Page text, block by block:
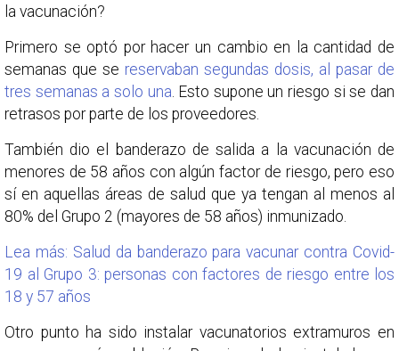
la vacunación?
Primero se optó por hacer un cambio en la cantidad de
semanas que se reservaban segundas dosis, al pasar de
tres semanas a solo una. Esto supone un riesgo si se dan
retrasos por parte de los proveedores.
También dio el banderazo de salida a la vacunación de
menores de 58 años con algún factor de riesgo, pero eso
sí en aquellas áreas de salud que ya tengan al menos al
80% del Grupo 2 (mayores de 58 años) inmunizado.
Lea más: Salud da banderazo para vacunar contra Covid-
19 al Grupo 3: personas con factores de riesgo entre los
18 y 57 años
Otro punto ha sido instalar vacunatorios extramuros en